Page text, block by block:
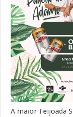
A maior Feijoada